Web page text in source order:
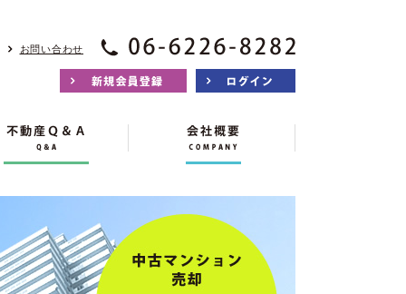
お問い合わせ